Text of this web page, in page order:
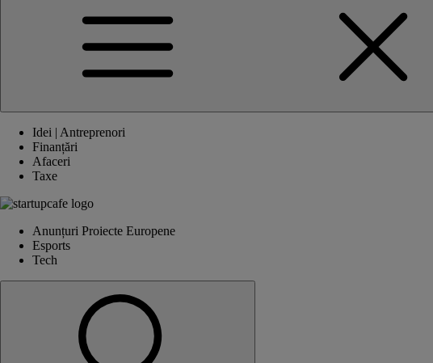
Idei | Antreprenori
Finanțări
Afaceri
Taxe
Anunțuri Proiecte Europene
Esports
Tech